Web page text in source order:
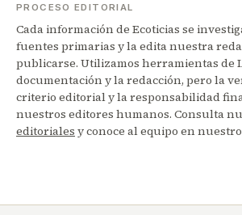
PROCESO EDITORIAL
Cada información de Ecoticias se
fuentes primarias y la edita nuestra
publicarse. Utilizamos herramientas de
documentación y la redacción, pero la
criterio editorial y la responsabilidad
nuestros editores humanos. Consulta
editoriales y conoce al equipo en nuestro